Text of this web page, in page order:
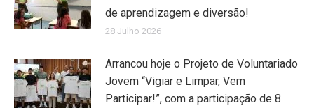
de aprendizagem e diversão!
28 Julho 2026
Arrancou hoje o Projeto de Voluntariado
Jovem “Vigiar e Limpar, Vem
Participar!”, com a participação de 8